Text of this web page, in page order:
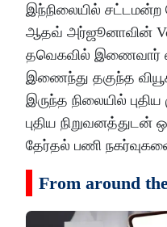
இந்நிலையில் சட்டமன்ற
ஆதவ் அர்ஜூனாவின்
தவெகவில் இணைவார்
இணைந்து தகுந்த
இருந்த நிலையில்
புதிய
தேர்தல் பணி
From around